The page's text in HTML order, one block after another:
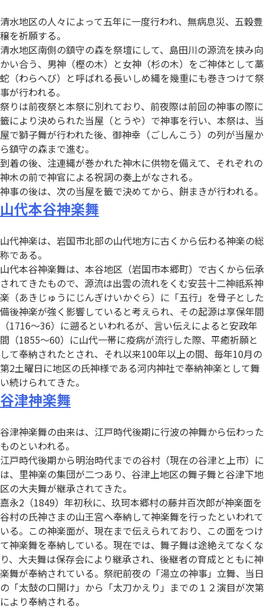
清水地区の人々によって五年に一度行われ、無病息災、五穀豊
穣を祈願する。
清水地区南側の鎮守の森を祭壇にして、島田川の源流を挟み向
かい合う、男神（樫の木）と女神（杉の木）をご神体として藁
蛇（わらへび）と呼ばれる長いしめ縄を幾重にも巻きつけて祭
事が行われる。
祭りは前夜祭と本祭に別れており、前夜際は前回の神事の際に
籤により決められた当屋（とうや）で神事を行い、本祭は、当
屋で獅子舞が行われた後、御神幸（ごしんこう）の列が当屋か
ら鎮守の森まで進む。
到着の後、注連縄が巻かれた神木に供物を備えて、それぞれの
神木の前で神官による祝詞の奏上がなされる。
神事の後は、次の当屋を籤で決めてから、餅まきが行われる。
山代本谷神楽舞
山代神楽は、岩国市北部の山代地方に古くから伝わる神楽の総
称である。
山代本谷神楽舞は、本谷地区（岩国市本郷町）で古くから伝承
されてきたもので、源流は出雲の流れをくむ安芸十二神祗系神
楽（あきじゅうにじんぎけいかぐら）に「五行」を骨子とした
備後神楽が強く影響していると考えられ、その起源は享保年間
（1716～36）に遡るといわれるが、言い伝えによると安政年
間（1855～60）に山代一帯に疫病が流行した際、平癒祈願と
して奉納されたとされ、それ以来100年以上の間、毎年10月の
第2土曜日に地区の氏神様である河内神社で奉納神楽として舞
い続けられてきた。
谷津神楽舞
谷津神楽舞の由来は、江戸時代後期に行波の神舞から伝わった
ものといわれる。
江戸時代後期から明治時代までの谷村（現在の谷津と上市）に
は、里神楽の集団が二つあり、谷津上地区の舞子舞と谷津下地
区の大夫舞が継承されてきた。
嘉永2（1849）年初秋に、玖珂本郷村の藤井百次郎が神楽面を
谷村の氏神さまの山王宮へ奉納して神楽舞を行ったといわれて
いる。この神楽面が、現在まで伝えられており、この面をつけ
て神楽舞を奉納している。現在では、舞子舞は途絶えてなくな
り、大夫舞は保存会により継承され、後継者の育成とともに神
楽舞が奉納されている。祭祀前夜の「湯立の神事」立舞、当日
の「太鼓の口開け」から「太刀かえり」までの１２演目が次第
により奉納される。